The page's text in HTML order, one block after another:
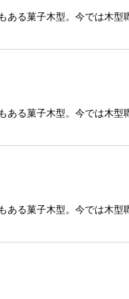
る菓子木型。今では木
る菓子木型。今では木
る菓子木型。今では木